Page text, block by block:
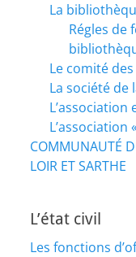
La
Régles de
Le comité
La société de
L’association
COMMUNAUTÉ
LOIR ET SARTHE
L’état civil
Les fonctions